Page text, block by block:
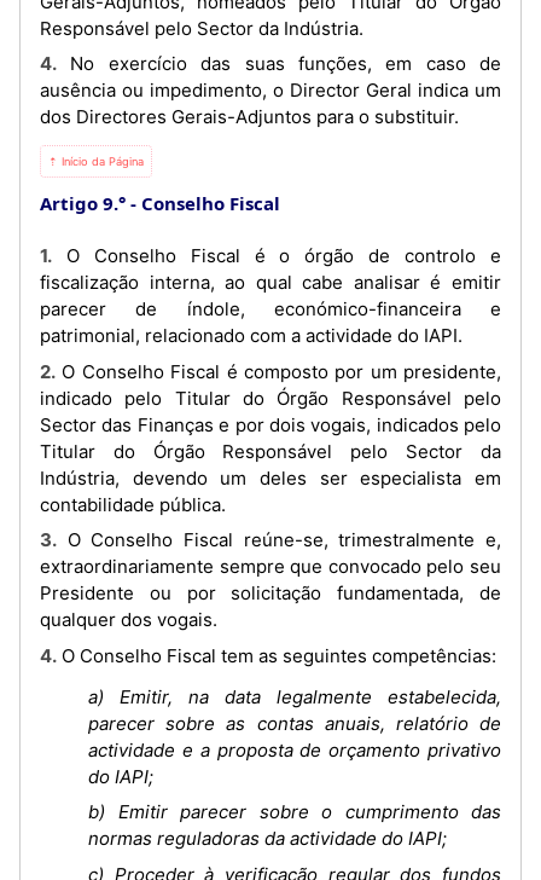
Responsável pelo Sector da Indústria.
4. No exercício das suas funções, em caso de
ausência ou impedimento, o Director Geral indica um
dos Directores Gerais-Adjuntos para o substituir.
⇡ Início da Página
Artigo 9.° Conselho Fiscal
1. O Conselho Fiscal é o órgão de controlo e
fiscalização interna, ao qual cabe analisar é emitir
parecer de índole, económico-financeira e
patrimonial, relacionado com a actividade do IAPI.
2. O Conselho Fiscal é composto por um presidente,
indicado pelo Titular do Órgão Responsável pelo
Sector das Finanças e por dois vogais, indicados pelo
Titular do Órgão Responsável pelo Sector da
Indústria, devendo um deles ser especialista em
contabilidade pública.
3. O Conselho Fiscal reúne-se, trimestralmente e,
extraordinariamente sempre que convocado pelo seu
Presidente ou por solicitação fundamentada, de
qualquer dos vogais.
4. O Conselho Fiscal tem as seguintes competências:
a) Emitir, na data legalmente estabelecida,
parecer sobre as contas anuais, relatório de
actividade e a proposta de orçamento privativo
do IAPI;
b) Emitir parecer sobre o cumprimento das
normas reguladoras da actividade do IAPI;
c) Proceder à verificação regular dos fundos